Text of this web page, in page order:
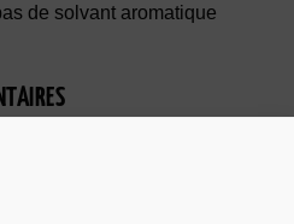
de solvant aromatique